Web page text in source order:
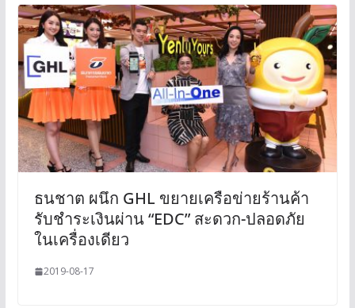
ธนชาต ผนึก GHL ขยายเครือข่ายร้านค้า
รับชำระเงินผ่าน “EDC” สะดวก-ปลอดภัย
ในเครื่องเดียว
2019-08-17